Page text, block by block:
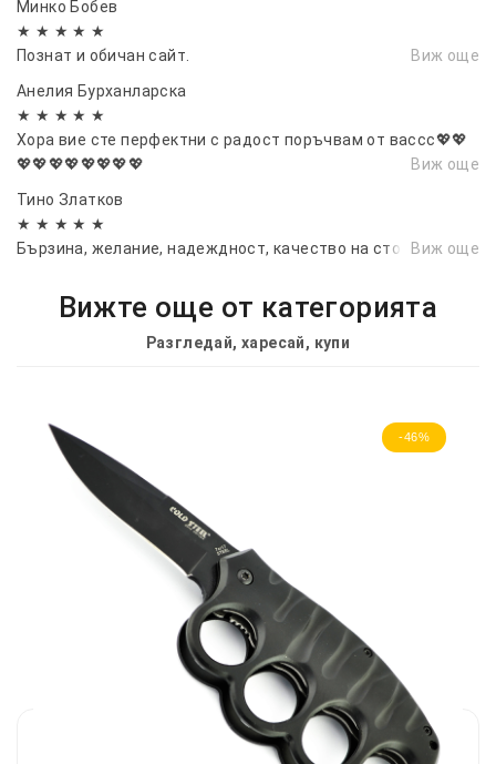
Минко Бобев
★ ★ ★ ★ ★
Познат и обичан сайт.
Виж още
Анелия Бурханларска
★ ★ ★ ★ ★
Хора вие сте перфектни с радост поръчвам от вассс💖💖
💖💖💖💖💖💖💖💖
Виж още
Тино Златков
★ ★ ★ ★ ★
Бързина, желание, надеждност, качество на стокитеВиж още
Вижте още от категорията
Разгледай, харесай, купи
-46%